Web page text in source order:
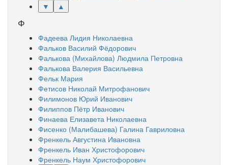
▼
▲
Ф
Фадеева Лидия Николаевна
Фальков Василий Фёдорович
Фалькова (Михайлова) Людмила Петровна
Фалькова Валерия Васильевна
Фельк Мария
Фетисов Николай Митрофанович
Филимонов Юрий Иванович
Филиппов Пётр Иванович
Финаева Елизавета Николаевна
Фисенко (Малибашева) Галина Гавриловна
Френкель Августина Ивановна
Френкель Иван Христофорович
Френкель Наум Христофорович